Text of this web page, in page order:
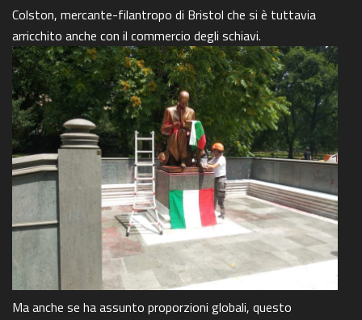
Colston, mercante-filantropo di Bristol che si è tuttavia
arricchito anche con il commercio degli schiavi.
Ma anche se ha assunto proporzioni globali, questo